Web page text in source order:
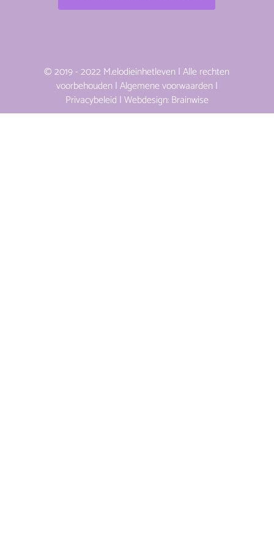
© 2019 - 2022 M.elodieinhetleven | Alle rechten
voorbehouden |Algemene voorwaarden|
Privacybeleid | Webdesign:Brainwise